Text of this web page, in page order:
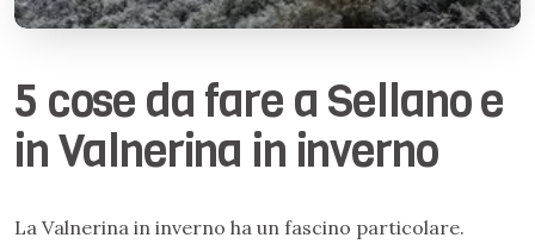
5 cose da fare a Sellano e
in Valnerina in inverno
La Valnerina in inverno ha un fascino particolare.